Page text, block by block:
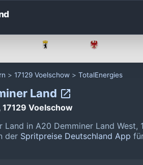
17129 Voelschow TotalEnergies
Land
Voelschow
Land in A20 Demminer Land
der Spritpreise Deutschland App